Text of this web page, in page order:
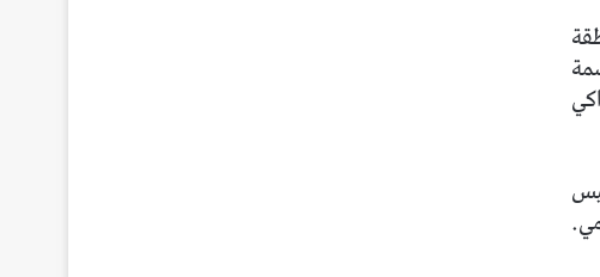
في منطقة
سكانها حوالي 700 نسمة